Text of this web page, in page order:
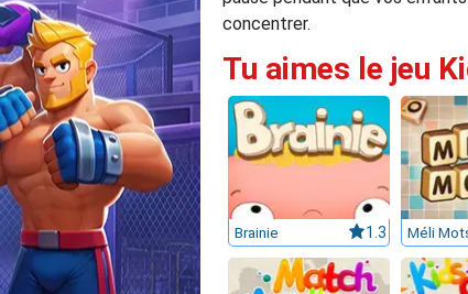
concentrer.
Tu aimes le jeu
Brainie 1.3 Méli